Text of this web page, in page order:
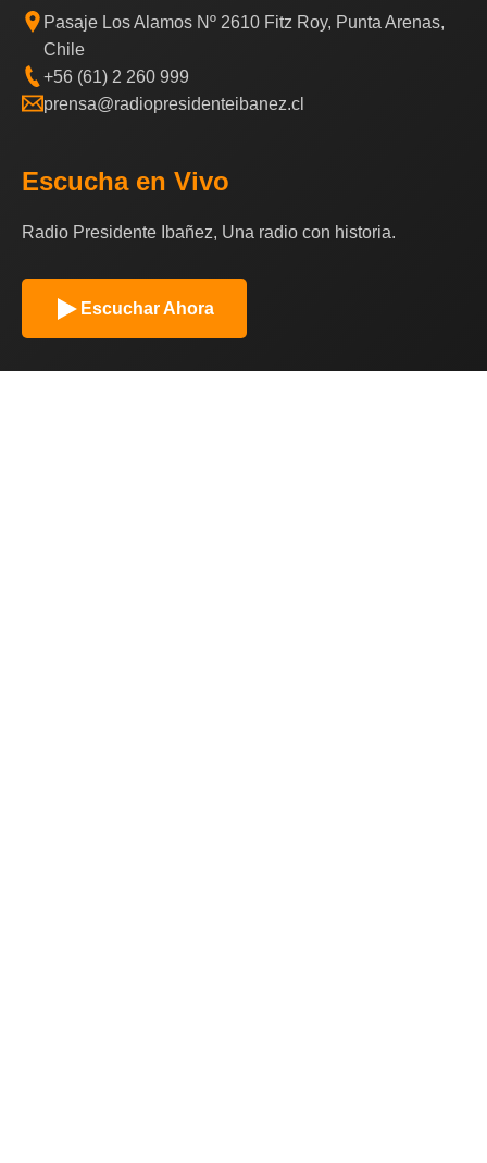
Pasaje Los Alamos Nº 2610 Fitz Roy, Punta Arenas,
Chile
+56 (61) 2 260 999
prensa@radiopresidenteibanez.cl
Escucha en Vivo
Radio Presidente Ibañez, Una radio con historia.
Escuchar Ahora